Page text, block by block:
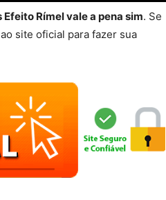
Efeito Rímel vale a pena sim. Se
site oficial para fazer sua